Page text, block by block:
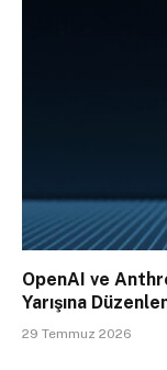
OpenAI ve
Yarışına
29 Temmuz 2026